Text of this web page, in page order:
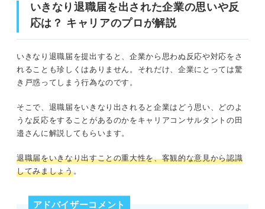
いきなり退職届を出された企業の思いや反
応は？ キャリアのプロが解説
いきなり退職届を提出すると、企業から思わぬ反応や対応をさ
れることも珍しくはありません。それだけ、企業にとっては驚
き戸惑ってしまう行為なのです。
そこで、退職届をいきなり出されると企業はどう思い、どのよ
うな反応をすることがあるのかをキャリアコンサルタントの田
邉さんに解説してもらいます。
退職届をいきなり出すことの重大性を、客観的な意見から認識
してみましょう。
アドバイザーコメント